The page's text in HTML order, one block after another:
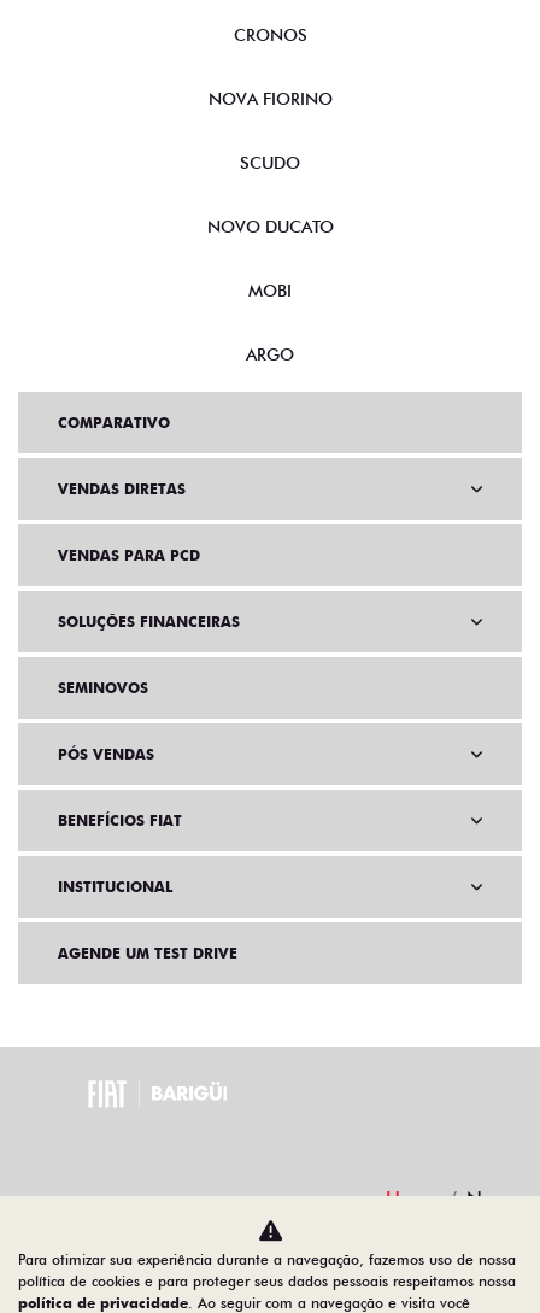
CRONOS
NOVA FIORINO
SCUDO
NOVO DUCATO
MOBI
ARGO
COMPARATIVO
VENDAS DIRETAS
VENDAS PARA PCD
SOLUÇÕES FINANCEIRAS
SEMINOVOS
PÓS VENDAS
BENEFÍCIOS FIAT
INSTITUCIONAL
AGENDE UM TEST DRIVE
Home Novos
Desacelere. Seu bem maior é a vida.
Para otimizar sua experiência durante a navegação, fazemos uso de nossa
política de cookies e para proteger seus dados pessoais respeitamos nossa
política de privacidade. Ao seguir com a navegação e visita você